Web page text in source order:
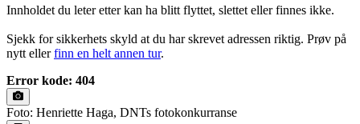
Innholdet du leter etter kan ha blitt flyttet, slettet eller finnes ikke.
Sjekk for sikkerhets skyld at du har skrevet adressen riktig. Prøv på
nytt eller finn en helt annen tur.
Error kode: 404
Foto: Henriette Haga, DNTs fotokonkurranse